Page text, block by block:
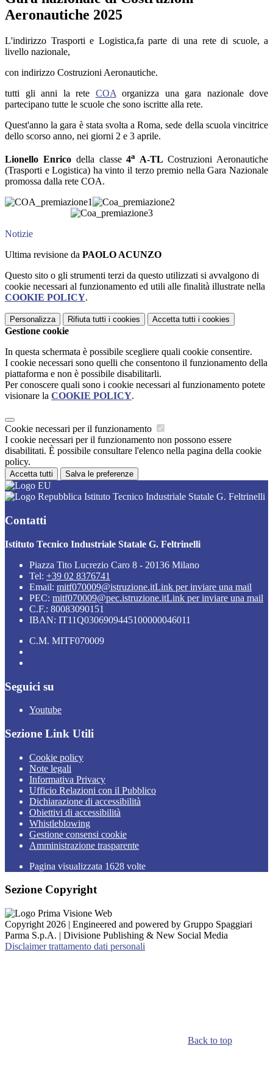
Aeronautiche 2025
L'indirizzo Trasporti e Logistica,fa parte di una rete di scuole, a
livello nazionale,
con indirizzo Costruzioni Aeronautiche.
tutti gli anni la rete COA organizza una gara nazionale dove
partecipano tutte le scuole che sono iscritte alla rete.
Quest'anno la gara è stata svolta a Roma, sede della scuola vincitrice
dello scorso anno, nei giorni 2 e 3 aprile.
Lionello Enricodella classe4a A-TLCostruzioni Aeronautiche
(Trasporti e Logistica) ha vinto il terzo premio nella Gara Nazionale
promossa dalla rete COA.
Notizie
Ultima revisione da PAOLO ACUNZO
Questo sito o gli strumenti terzi da questo utilizzati si avvalgono di
cookie necessari al funzionamento ed utili alle finalità illustrate nella
COOKIE POLICY.
Personalizza Rifiuta tutti i cookies Accetta tutti i cookies
Gestione cookie
In questa schermata è possibile scegliere quali cookie consentire.
I cookie necessari sono quelli che consentono il funzionamento della
piattaforma e non è possibile disabilitarli.
Per conoscere quali sono i cookie necessari al funzionamento potete
visionare la COOKIE POLICY.
Cookie necessari per il funzionamento
I cookie necessari per il funzionamento non possono essere
disabilitati. È possibile consultare l'elenco nella pagina della cookie
policy.
Accetta tutti Salva le preferenze
Istituto Tecnico Industriale Statale G. Feltrinelli
Contatti
Istituto Tecnico Industriale Statale G. Feltrinelli
Piazza Tito Lucrezio Caro 8 - 20136 Milano
Tel: +39 02 8376741
Email: mitf070009@istruzione.itLink per inviare una mail
PEC: mitf070009@pec.istruzione.itLink per inviare una mail
C.F.: 80083090151
IBAN: IT11Q0306909445100000046011
C.M. MITF070009
Seguici su
Youtube
Sezione Link Utili
Cookie policy
Note legali
Informativa Privacy
Ufficio Relazioni con il Pubblico
Dichiarazione di accessibilità
Obiettivi di accessibilità
Whistleblowing
Gestione consensi cookie
Amministrazione trasparente
Pagina visualizzata 1628 volte
Sezione Copyright
Copyright 2026 | Engineered and powered by Gruppo Spaggiari
Parma S.p.A. | Divisione Publishing & New Social Media
Disclaimer trattamento dati personali
Back to top